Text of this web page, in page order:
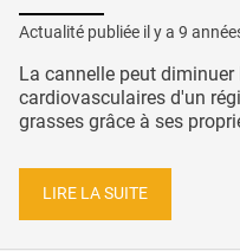
Actualité publiée il y a 9
La cannelle peut diminuer
cardiovasculaires d'un
grasses grâce à ses
LIRE LA SUITE